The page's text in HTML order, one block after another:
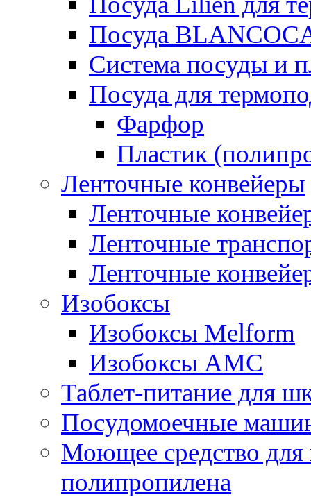
Посуда
Система посуды и
Посуда для
Фарфор
Пластик
Ленточные конвейеры
Ленточные
Ленточные
Ленточные
Изобоксы
Изобоксы Melform
Изобоксы AMC
Таблет-питание для
Посудомоечные
Моющее средство для
полипропилена